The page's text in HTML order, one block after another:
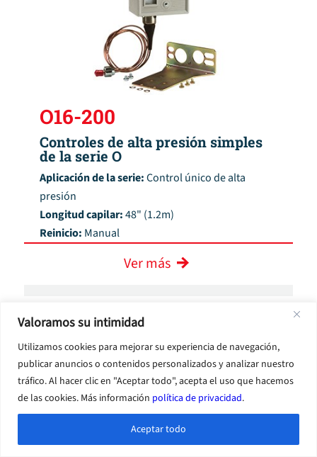
Valoramos su intimidad
Utilizamos cookies para mejorar su experiencia de navegación,
publicar anuncios o contenidos personalizados y analizar nuestro
tráfico. Al hacer clic en "Aceptar todo", acepta el uso que hacemos
de las cookies. Más información política de privacidad.
Aceptar todo
O16-200
Controles de alta presión simples
de la serie O
Aplicación de la serie:Control único de alta
presión
Longitud capilar:48" (1.2m)
Reinicio: Manual
Ver más